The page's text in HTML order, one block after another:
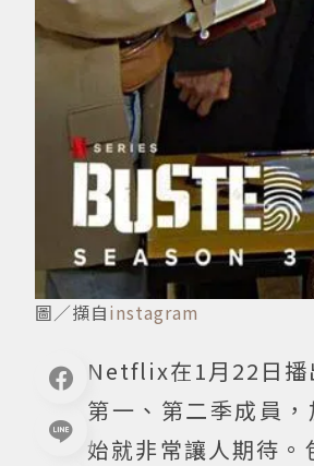
圖／擷自instagram
Netflix在1月22日播
第一、第二季成員
始就非常讓人期待